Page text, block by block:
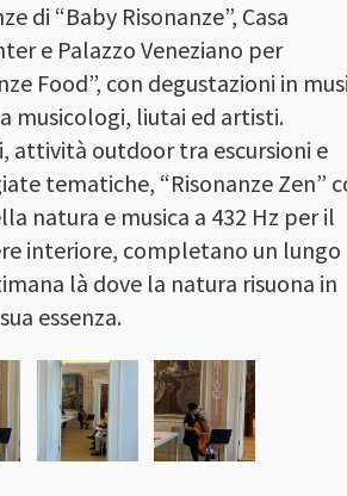
di “Baby Risonanze”, Casa
e Palazzo Veneziano per
Food”, con degustazioni in
musicologi, liutai ed artisti.
attività outdoor tra escursioni e
tematiche, “Risonanze Zen”
natura e musica a 432 Hz per il
interiore, completano un lungo
là dove la natura risuona in
essenza.